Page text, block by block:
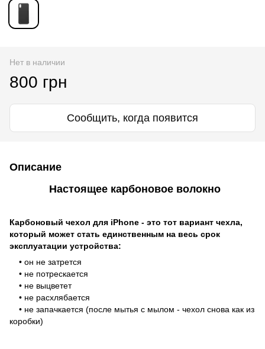
Нет в наличии
800 грн
Сообщить, когда появится
Описание
Настоящее карбоновое волокно
Карбоновый чехол для iPhone - это тот вариант чехла,
который может стать единственным на весь срок
эксплуатации устройства:
• он не затрется
• не потрескается
• не выцветет
• не расхлябается
• не запачкается (после мытья с мылом - чехол снова как из
коробки)